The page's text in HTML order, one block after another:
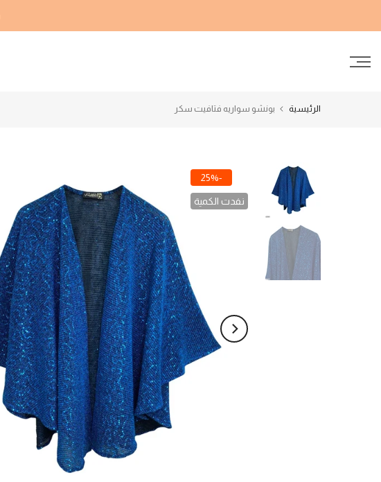
إلى
الرئيسية بونشو سواريه فتافيت سكر
-25%
نفدت الكمية